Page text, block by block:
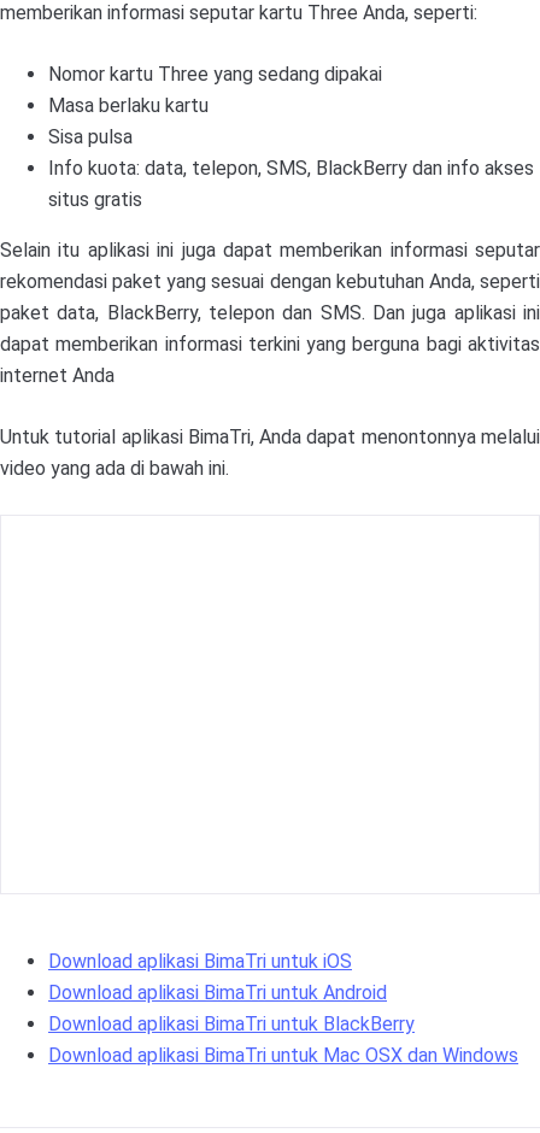
memberikan informasi seputar kartu Three Anda, seperti:
Nomor kartu Three yang sedang dipakai
Masa berlaku kartu
Sisa pulsa
Info kuota: data, telepon, SMS, BlackBerry dan info akses
situs gratis
Selain itu aplikasi ini juga dapat memberikan informasi seputar
rekomendasi paket yang sesuai dengan kebutuhan Anda, seperti
paket data, BlackBerry, telepon dan SMS. Dan juga aplikasi ini
dapat memberikan informasi terkini yang berguna bagi aktivitas
internet Anda
Untuk tutorial aplikasi BimaTri, Anda dapat menontonnya melalui
video yang ada di bawah ini.
Download aplikasi BimaTri untuk iOS
Download aplikasi BimaTri untuk Android
Download aplikasi BimaTri untuk BlackBerry
Download aplikasi BimaTri untuk Mac OSX dan Windows